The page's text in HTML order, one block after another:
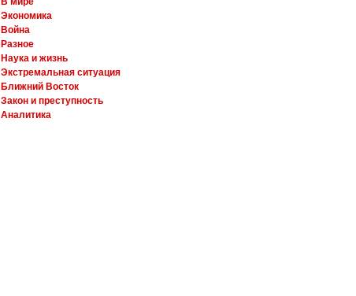
Экономика
Война
Разное
Наука и жизнь
Экстремальная ситуация
Ближний Восток
Закон и преступность
Аналитика